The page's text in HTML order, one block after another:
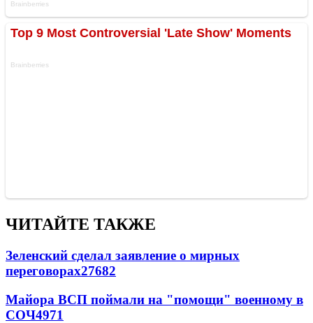
ЧИТАЙТЕ ТАКЖЕ
Зеленский сделал заявление о мирных
переговорах27682
Майора ВСП поймали на "помощи" военному в
СОЧ4971